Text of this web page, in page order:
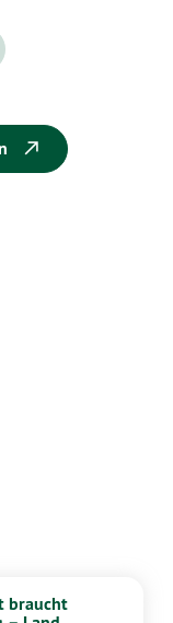
braucht